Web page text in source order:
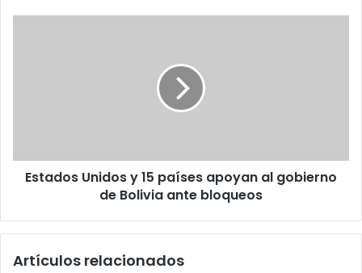
de
Bolivia
Estados Unidos y 15 países apoyan al gobierno
de Bolivia ante bloqueos
Artículos relacionados